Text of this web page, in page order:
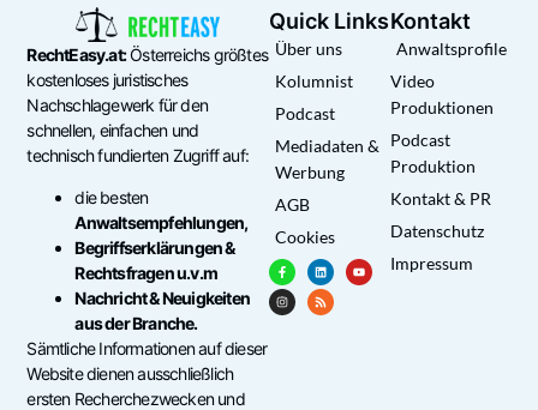
RechtEasy.at:Österreichs größtes
kostenloses juristisches
Nachschlagewerk für den
schnellen, einfachen und
technisch fundierten Zugriff auf:
die besten
Anwaltsempfehlungen,
Begriffserklärungen &
Rechtsfragen u.v.m
Nachricht & Neuigkeiten
aus der Branche.
Sämtliche Informationen auf dieser
Website dienen ausschließlich
ersten Recherchezwecken und
Quick Links
Über uns
Kolumnist
Podcast
Mediadaten &
Werbung
AGB
Cookies
Kontakt
Anwaltsprofile
Video
Produktionen
Podcast
Produktion
Kontakt & PR
Datenschutz
Impressum